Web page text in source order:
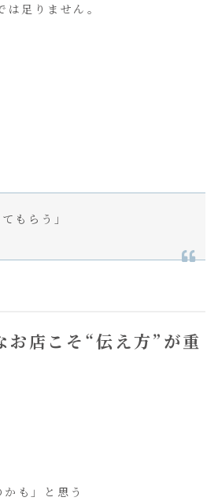
は足りません。
もらう」
お店こそ“伝え方”が重
かも」と思う